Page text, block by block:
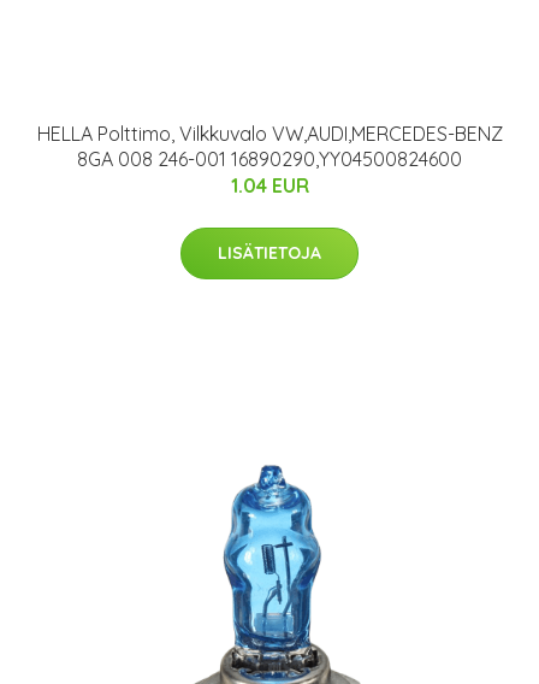
HELLA Polttimo, Vilkkuvalo VW,AUDI,MERCEDES-BENZ
8GA 008 246-001 16890290,YY04500824600
1.04 EUR
LISÄTIETOJA